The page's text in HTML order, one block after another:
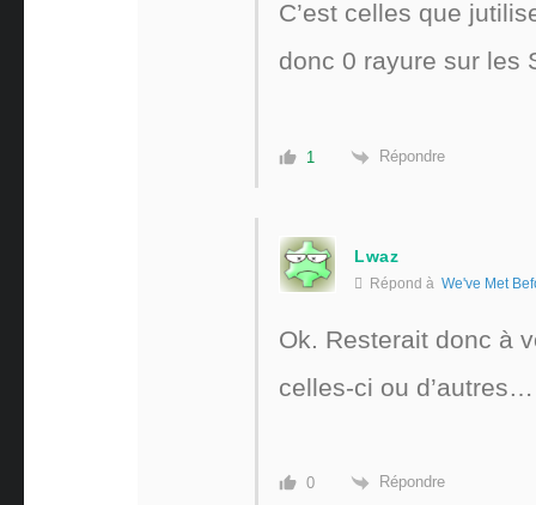
C’est celles que
donc 0 rayure sur les
1 Répondre
Lwaz
Répond à We've Met
Ok. Resterait donc à
celles-ci ou d’autres…
0 Répondre